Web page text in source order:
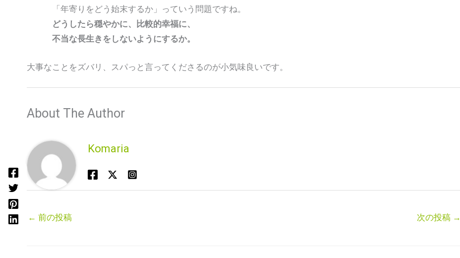
「年寄りをどう始末するか」っていう問題ですね。
どうしたら穏やかに、比較的幸福に、
不当な長生きをしないようにするか。
大事なことをズバリ、スパっと言ってくださるのが小気味良いです。
About The Author
Komaria
← 前の投稿 次の投稿 →